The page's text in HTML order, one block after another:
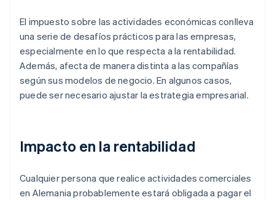
El impuesto sobre las actividades económicas conlleva
una serie de desafíos prácticos para las empresas,
especialmente en lo que respecta a la rentabilidad.
Además, afecta de manera distinta a las compañías
según sus modelos de negocio. En algunos casos,
puede ser necesario ajustar la estrategia empresarial.
Impacto en la rentabilidad
Cualquier persona que realice actividades comerciales
en Alemania probablemente estará obligada a pagar el